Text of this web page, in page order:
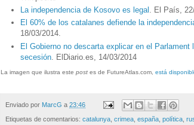
La independencia de Kosovo es legal
. El País,
El 60% de los catalanes defiende la
18/03/2014.
El Gobierno no descarta explicar en el
secesión . ElDiario.es, 14/03/2014
La imagen que ilustra este post es de FutureAtlas.com, está
Enviado por MarcG a 23:46
Etiquetas de comentarios: catalunya crimea españa política